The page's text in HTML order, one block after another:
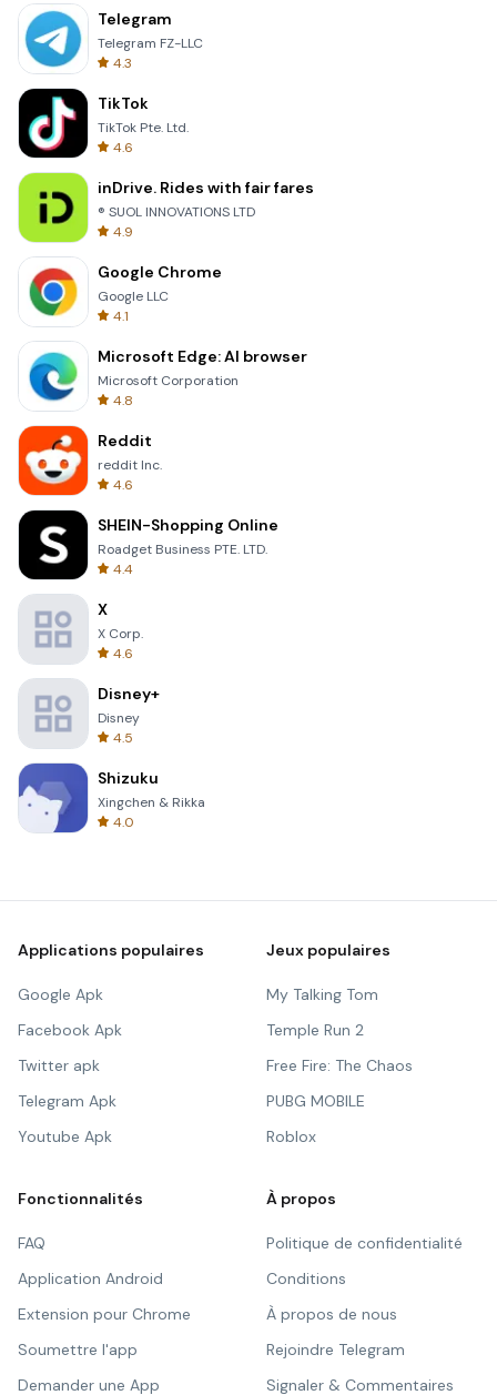
Telegram
Telegram FZ-LLC
4.3
TikTok
TikTok Pte. Ltd.
4.6
inDrive. Rides with fair fares
® SUOL INNOVATIONS LTD
4.9
Google Chrome
Google LLC
4.1
Microsoft Edge: AI browser
Microsoft Corporation
4.8
Reddit
reddit Inc.
4.6
SHEIN-Shopping Online
Roadget Business PTE. LTD.
4.4
X
X Corp.
4.6
Disney+
Disney
4.5
Shizuku
Xingchen & Rikka
4.0
Applications populaires
Google Apk
Facebook Apk
Twitter apk
Telegram Apk
Youtube Apk
Jeux populaires
My Talking Tom
Temple Run 2
Free Fire: The Chaos
PUBG MOBILE
Roblox
Fonctionnalités
FAQ
Application Android
Extension pour Chrome
Soumettre l'app
Demander une App
À propos
Politique de confidentialité
Conditions
À propos de nous
Rejoindre Telegram
Signaler & Commentaires